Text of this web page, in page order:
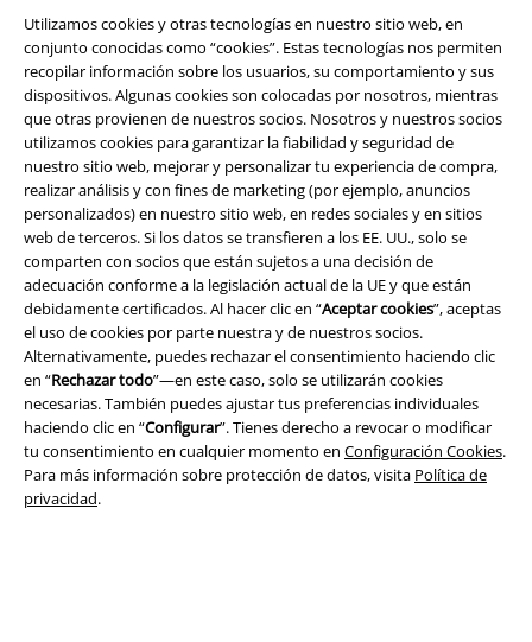
Utilizamos cookies y otras tecnologías en nuestro sitio web, en
conjunto conocidas como “cookies”. Estas tecnologías nos permiten
recopilar información sobre los usuarios, su comportamiento y sus
dispositivos. Algunas cookies son colocadas por nosotros, mientras
que otras provienen de nuestros socios. Nosotros y nuestros socios
utilizamos cookies para garantizar la fiabilidad y seguridad de
nuestro sitio web, mejorar y personalizar tu experiencia de compra,
realizar análisis y con fines de marketing (por ejemplo, anuncios
personalizados) en nuestro sitio web, en redes sociales y en sitios
web de terceros. Si los datos se transfieren a los EE. UU., solo se
comparten con socios que están sujetos a una decisión de
adecuación conforme a la legislación actual de la UE y que están
debidamente certificados. Al hacer clic en “Aceptar cookies”, aceptas
el uso de cookies por parte nuestra y de nuestros socios.
Alternativamente, puedes rechazar el consentimiento haciendo clic
en “Rechazar todo”—en este caso, solo se utilizarán cookies
necesarias. También puedes ajustar tus preferencias individuales
haciendo clic en “Configurar”. Tienes derecho a revocar o modificar
tu consentimiento en cualquier momento en Configuración Cookies.
Para más información sobre protección de datos, visita Política de
privacidad.
Legal
Términos y Condiciones
Aviso Legal
Ley protección de datos
Eliminación de residuos y protección del medioambiente
Declaración de Conformidad